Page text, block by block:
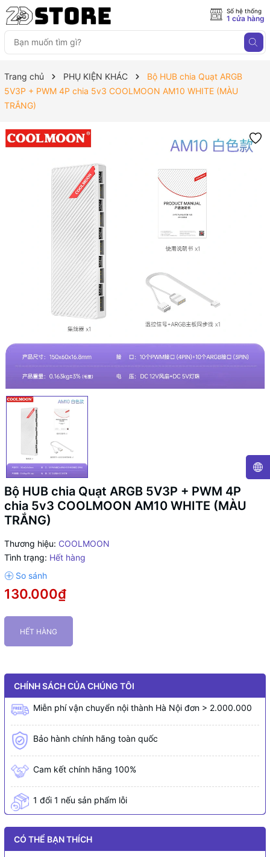
Số hệ thống
1 cửa hàng
Trang chủ PHỤ KIỆN KHÁC
Bộ HUB chia Quạt ARGB
5V3P + PWM 4P chia 5v3 COOLMOON AM10 WHITE (MÀU
TRẮNG)
Bộ HUB chia Quạt ARGB 5V3P + PWM 4P
chia 5v3 COOLMOON AM10 WHITE (MÀU
TRẮNG)
Thương hiệu: COOLMOON
Tình trạng: Hết hàng
130.000₫
HẾT HÀNG
CHÍNH SÁCH CỦA CHÚNG TÔI
Miễn phí vận chuyển nội thành Hà Nội đơn > 2.000.000
Bảo hành chính hãng toàn quốc
Cam kết chính hãng 100%
1 đổi 1 nếu sản phẩm lỗi
CÓ THỂ BẠN THÍCH